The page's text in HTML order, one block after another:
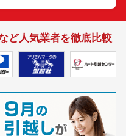
ど人気業者を徹底比較